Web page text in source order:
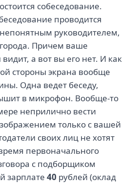
собеседование.
проводится
руководителем,
Причем ваше
а вот вы его нет. И как
стороны экрана вообще
Одна ведет беседу,
в микрофон. Вообще-то
неприлично вести
только с вашей
своих лиц не хотят
первоначального
с подборщиком
зарплате 40 рублей (оклад